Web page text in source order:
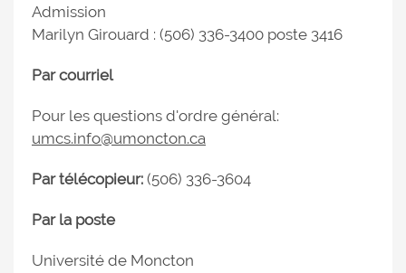
Admission
Marilyn Girouard : (506) 336-3400 poste 3416
Par courriel
Pour les questions d'ordre général:
umcs.info@umoncton.ca
Par télécopieur: (506) 336-3604
Par la poste
Université de Moncton